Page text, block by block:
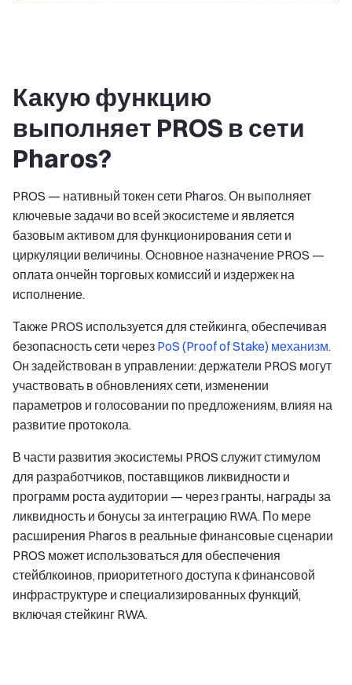
Какую функцию
выполняет PROS в сети
Pharos?
PROS — нативный токен сети Pharos. Он выполняет
ключевые задачи во всей экосистеме и является
базовым активом для функционирования сети и
циркуляции величины. Основное назначение PROS —
оплата ончейн торговых комиссий и издержек на
исполнение.
Также PROS используется для стейкинга, обеспечивая
безопасность сети через PoS (Proof of Stake) механизм.
Он задействован в управлении: держатели PROS могут
участвовать в обновлениях сети, изменении
параметров и голосовании по предложениям, влияя на
развитие протокола.
В части развития экосистемы PROS служит стимулом
для разработчиков, поставщиков ликвидности и
программ роста аудитории — через гранты, награды за
ликвидность и бонусы за интеграцию RWA. По мере
расширения Pharos в реальные финансовые сценарии
PROS может использоваться для обеспечения
стейблкоинов, приоритетного доступа к финансовой
инфраструктуре и специализированных функций,
включая стейкинг RWA.